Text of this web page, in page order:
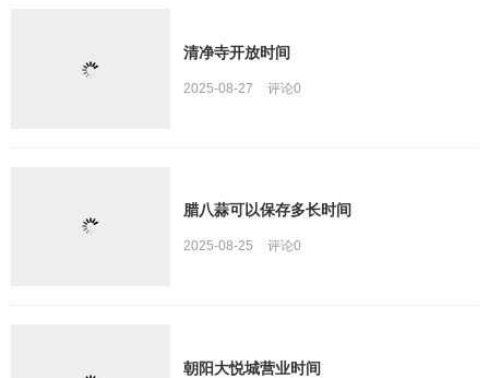
清净寺开放时间
2025-08-27 评论0
腊八蒜可以保存多长时间
2025-08-25 评论0
朝阳大悦城营业时间